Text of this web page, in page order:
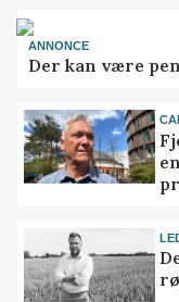
ANNONCE
Der kan være